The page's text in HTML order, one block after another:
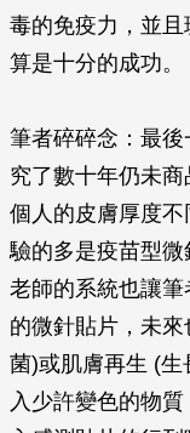
毒的免疫力，並且
算是十分的成功。
筆者碎碎念：最
究了數十年仍未
個人的皮膚厚度
驗的多是疫苗型
老師的系統也讓
的微針貼片，未
菌)或肌膚再生 (
入少許變色的物